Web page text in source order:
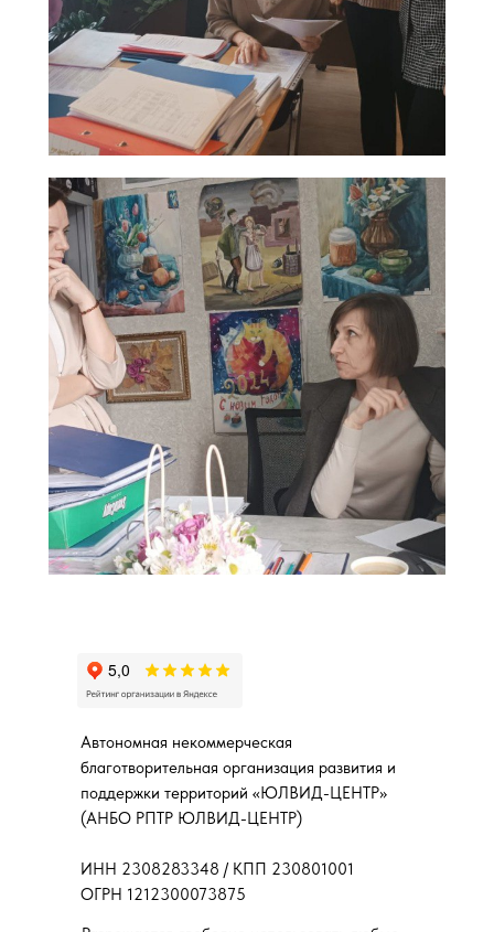
Автономная некоммерческая
благотворительная организация развития и
поддержки территорий «ЮЛВИД-ЦЕНТР»
(АНБО РПТР ЮЛВИД-ЦЕНТР)
ИНН 2308283348 / КПП 230801001
ОГРН 1212300073875